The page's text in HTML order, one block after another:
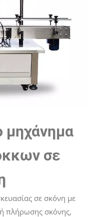
μηχάνημα
σε
σε σκόνη με
πλήρωσης σκόνης,